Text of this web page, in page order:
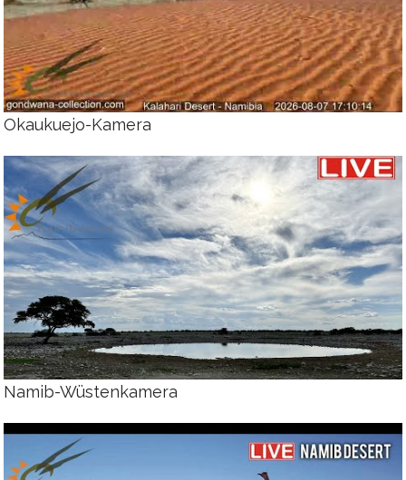
Okaukuejo-Kamera
Namib-Wüstenkamera